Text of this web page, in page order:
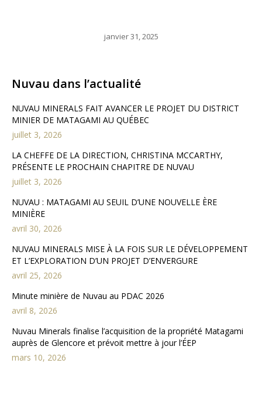
janvier 31, 2025
Nuvau dans l’actualité
NUVAU MINERALS FAIT AVANCER LE PROJET DU DISTRICT
MINIER DE MATAGAMI AU QUÉBEC
juillet 3, 2026
LA CHEFFE DE LA DIRECTION, CHRISTINA MCCARTHY,
PRÉSENTE LE PROCHAIN CHAPITRE DE NUVAU
juillet 3, 2026
NUVAU : MATAGAMI AU SEUIL D’UNE NOUVELLE ÈRE
MINIÈRE
avril 30, 2026
NUVAU MINERALS MISE À LA FOIS SUR LE DÉVELOPPEMENT
ET L’EXPLORATION D’UN PROJET D’ENVERGURE
avril 25, 2026
Minute minière de Nuvau au PDAC 2026
avril 8, 2026
Nuvau Minerals finalise l’acquisition de la propriété Matagami
auprès de Glencore et prévoit mettre à jour l’ÉEP
mars 10, 2026